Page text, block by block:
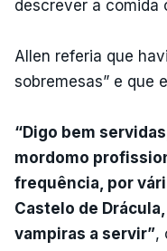
descrever a comida
Allen referia que
sobremesas” e que
“Digo bem
mordomo
frequência, por
Castelo de
vampiras a servir”,